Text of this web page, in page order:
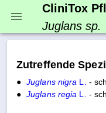
CliniTox
Juglans sp.
Zutreffende
● Juglans nigra L.
-
● Juglans regia L. -